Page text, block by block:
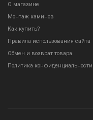
О магазине
Монтаж каминов
Как купить?
Правила использования сайта
Обмен и возврат товара
Политика конфиденциальности